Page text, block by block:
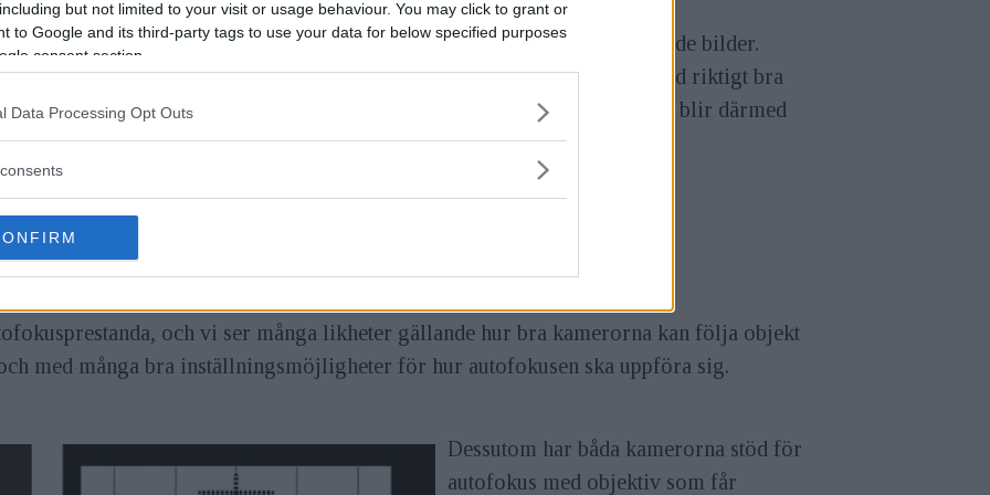
but not limited to your visit or usage behaviour. You may click to grant or
to Google and its third-party tags to use your data for below specified purposes
consent section.
Data Processing Opt Outs
de ligger bra i handen både för fotografering vid liggande och stående bilder.
mycket bra hos de båda kamerorna, men här ligger Nikon lite före med riktigt bra
knappstorlek. Vissa knappar hos 1D X Mark II känns något små och blir därmed
med exempelvis handskar.
punkt, men det blir en svag vinst för Nikon D5.
och vi ser många likheter gällande hur bra kamerorna kan följa objekt
med många bra inställningsmöjligheter för hur autofokusen ska uppföra sig.
Dessutom har båda kamerorna stöd för
autofokus med objektiv som får